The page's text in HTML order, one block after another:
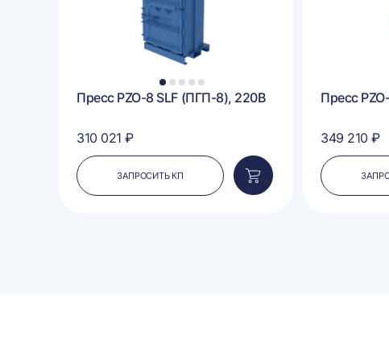
1 2 3 4 5
Пресс PZO-8 SLF (ПГП-8), 220В
310 021 ₽
ЗАПРОСИТЬ КП
Добавить
в
Пресс
349 210 ₽